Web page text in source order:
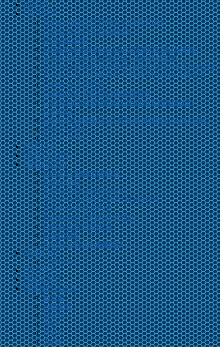
INICIO
CURSOS
Master class El Momo y Lady Funk
Curso de Dj en Zaragoza
Dj Avanzado
Fundamentos de la Sonorización de Directo
Sonorización en Directo – Nivel Medio
Combo musical moderno presencial en Zaragoza
Producción de Música Electrónica con Ableton
Curso de Cubase
Grabación, Mezcla y Mastering
Composición Musical Creativa Exploración
Creativa
Creación artística. El arte de escribir canciones
One To One
Más Cursos…
AGENDA
VIDEOCLIPS
SERVICIOS
Músicos para eventos
Publicidad
Producción audiovisual
Asesoramiento jurídico al músico
Road management
Ilustración y diseño gráfico
Producción musical
Fotografía
Producción de eventos
NOTICIAS
Crónicas
GRUPOS
PODCAST
EFEMÉRIDES
Enero
Febrero
Marzo
Abril
Mayo
Junio